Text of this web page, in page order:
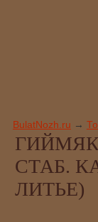
BulatNozh.ru →
СТАБ.
ЛИТЬЕ)